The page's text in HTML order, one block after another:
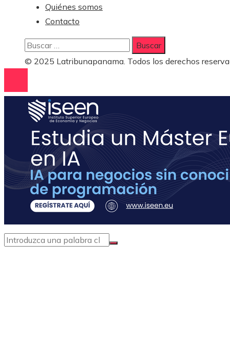
Quiénes somos
Contacto
Buscar:
© 2025 Latribunapanama. Todos los derechos